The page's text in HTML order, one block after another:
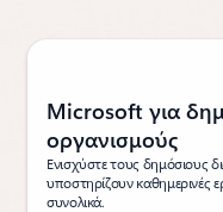
Εμφάνιση της διαφάνειας
Microsoft για
οργανισμούς
Ενισχύστε τους δημόσιους
υποστηρίζουν καθημερινές
συνολικά.